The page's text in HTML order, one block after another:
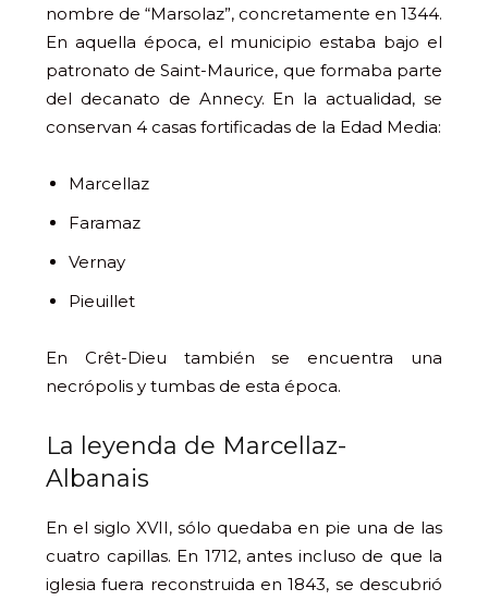
nombre de “Marsolaz”, concretamente en 1344.
En aquella época, el municipio estaba bajo el
patronato de Saint-Maurice, que formaba parte
del decanato de Annecy. En la actualidad, se
conservan 4 casas fortificadas de la Edad Media:
Marcellaz
Faramaz
Vernay
Pieuillet
En Crêt-Dieu también se encuentra una
necrópolis y tumbas de esta época.
La leyenda de Marcellaz-
Albanais
En el siglo XVII, sólo quedaba en pie una de las
cuatro capillas. En 1712, antes incluso de que la
iglesia fuera reconstruida en 1843, se descubrió